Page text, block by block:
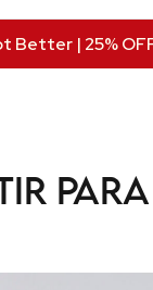
Better | 25%